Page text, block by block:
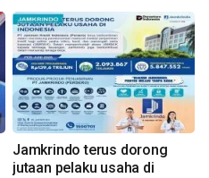
Jamkrindo terus dorong
jutaan pelaku usaha di